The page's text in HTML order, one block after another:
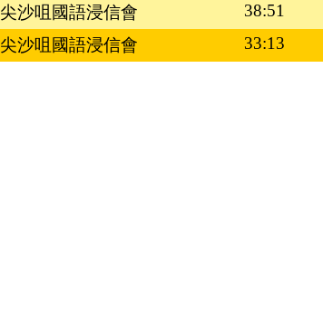
尖沙咀國語浸信會
38:51
尖沙咀國語浸信會 33:13